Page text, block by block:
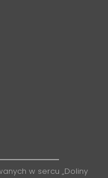
w sercu „Doliny